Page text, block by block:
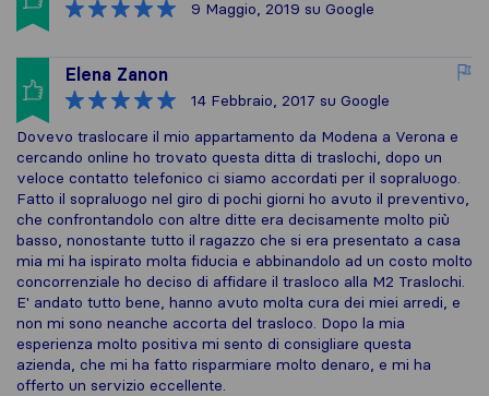
9 Maggio, 2019 su Google
Elena Zanon
14 Febbraio, 2017 su Google
Dovevo traslocare il mio appartamento da Modena a Verona e
cercando online ho trovato questa ditta di traslochi, dopo un
veloce contatto telefonico ci siamo accordati per il sopraluogo.
Fatto il sopraluogo nel giro di pochi giorni ho avuto il preventivo,
che confrontandolo con altre ditte era decisamente molto più
basso, nonostante tutto il ragazzo che si era presentato a casa
mia mi ha ispirato molta fiducia e abbinandolo ad un costo molto
concorrenziale ho deciso di affidare il trasloco alla M2 Traslochi.
E' andato tutto bene, hanno avuto molta cura dei miei arredi, e
non mi sono neanche accorta del trasloco. Dopo la mia
esperienza molto positiva mi sento di consigliare questa
azienda, che mi ha fatto risparmiare molto denaro, e mi ha
offerto un servizio eccellente.